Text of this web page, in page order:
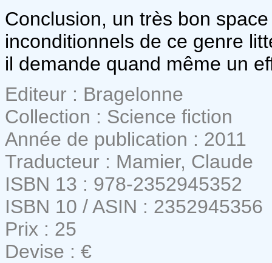
Conclusion, un très bon
inconditionnels de ce genre
il demande quand même un
Editeur : Bragelonne
Collection : Science fiction
Année de publication : 2011
Traducteur : Mamier, Claude
ISBN 13 : 978-2352945352
ISBN 10 / ASIN : 2352945356
Prix : 25
Devise : €